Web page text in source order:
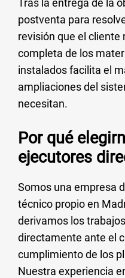
Tras la entrega de la
postventa para
revisión que el cliente
completa de los
instalados facilita el
ampliaciones del
necesitan.
Por qué
ejecutores
Somos una empresa
técnico propio en
derivamos los
directamente ante el
cumplimiento de los
Nuestra experiencia